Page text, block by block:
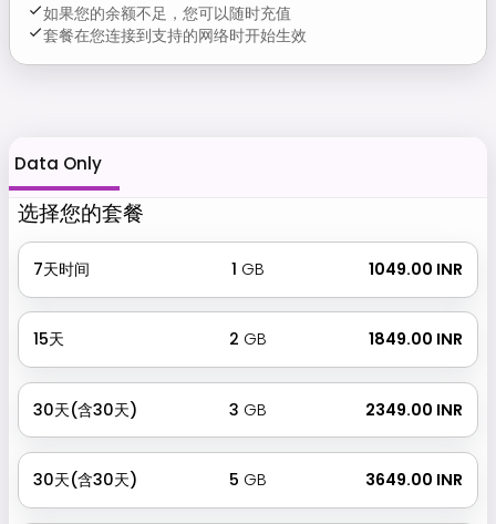
如果您的余额不足，您可以随时充值
套餐在您连接到支持的网络时开始生效
Data Only
选择您的套餐
7天时间 1 GB ₹ 1049.00 INR
15天 2 GB ₹ 1849.00 INR
30天(含30天) 3 GB ₹ 2349.00 INR
30天(含30天) 5 GB ₹ 3649.00 INR